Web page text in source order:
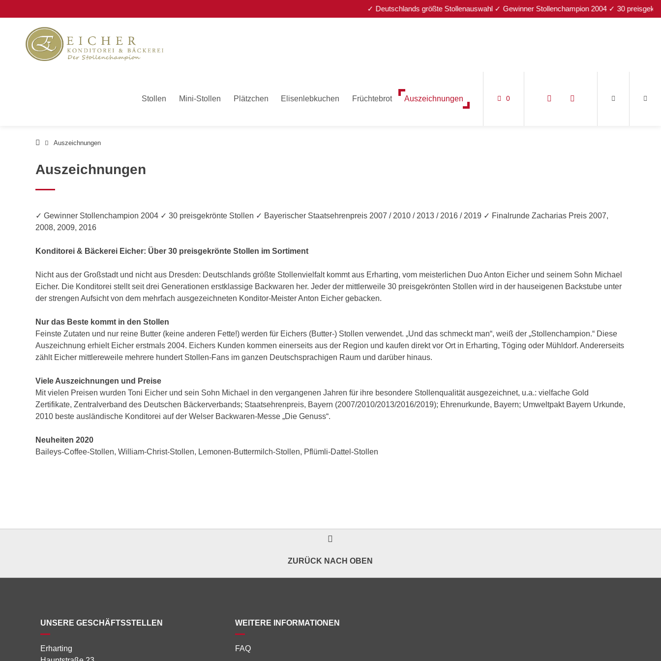
zum
✓ Deutschlands größte Stollenauswahl ✓ Gewinner Stollenchampion 2004 ✓ 30
Stollen Mini-Stollen Plätzchen Elisenlebkuchen Früchtebrot Auszeichnungen 0
Auszeichnungen
Auszeichnungen
✓ Gewinner Stollenchampion 2004 ✓ 30 preisgekrönte Stollen ✓ Bayerischer Staatsehrenpreis 2007 / 2010 / 2013 / 2016 / 2019 ✓ Finalrunde Zacharias Preis 2007,
2008, 2009, 2016
Konditorei & Bäckerei Eicher: Über 30 preisgekrönte Stollen im Sortiment
Nicht aus der Großstadt und nicht aus Dresden: Deutschlands größte Stollenvielfalt kommt aus Erharting, vom meisterlichen Duo Anton Eicher und seinem Sohn Michael
Eicher. Die Konditorei stellt seit drei Generationen erstklassige Backwaren her. Jeder der mittlerweile 30 preisgekrönten Stollen wird in der hauseigenen Backstube unter
der strengen Aufsicht von dem mehrfach ausgezeichneten Konditor-Meister Anton Eicher gebacken.
Nur das Beste kommt in den Stollen
Feinste Zutaten und nur reine Butter (keine anderen Fette!) werden für Eichers (Butter-) Stollen verwendet. „Und das schmeckt man“, weiß der „Stollenchampion.“ Diese
Auszeichnung erhielt Eicher erstmals 2004. Eichers Kunden kommen einerseits aus der Region und kaufen direkt vor Ort in Erharting, Töging oder Mühldorf. Andererseits
zählt Eicher mittlereweile mehrere hundert Stollen-Fans im ganzen Deutschsprachigen Raum und darüber hinaus.
Viele Auszeichnungen und Preise
Mit vielen Preisen wurden Toni Eicher und sein Sohn Michael in den vergangenen Jahren für ihre besondere Stollenqualität ausgezeichnet, u.a.: vielfache Gold
Zertifikate, Zentralverband des Deutschen Bäckerverbands; Staatsehrenpreis, Bayern (2007/2010/2013/2016/2019); Ehrenurkunde, Bayern; Umweltpakt Bayern Urkunde,
2010 beste ausländische Konditorei auf der Welser Backwaren-Messe „Die Genuss“.
Neuheiten 2020
Baileys-Coffee-Stollen, William-Christ-Stollen, Lemonen-Buttermilch-Stollen, Pflümli-Dattel-Stollen
ZURÜCK NACH OBEN
UNSERE GESCHÄFTSSTELLEN
Erharting
WEITERE INFORMATIONEN
FAQ